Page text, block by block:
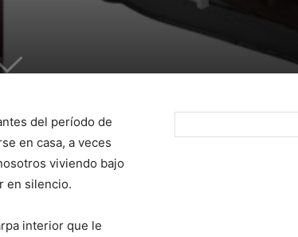
del período de
en casa, a veces
viviendo bajo
en silencio.
interior que le